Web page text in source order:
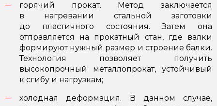
горячий прокат. Метод заключается
в нагревании стальной заготовки
до пластичного состояния. Затем она
отправляется на прокатный стан, где валки
формируют нужный размер и строение балки.
Технология позволяет получить
высокопрочный металлопрокат, устойчивый
к сгибу и нагрузкам;
холодная деформация. В данном случае,